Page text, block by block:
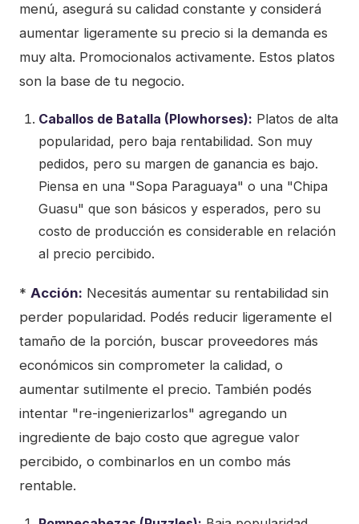
menú, asegurá su calidad constante y considerá
aumentar ligeramente su precio si la demanda es
muy alta. Promocionalos activamente. Estos platos
son la base de tu negocio.
Caballos de Batalla (Plowhorses): Platos de alta
popularidad, pero baja rentabilidad. Son muy
pedidos, pero su margen de ganancia es bajo.
Piensa en una "Sopa Paraguaya" o una "Chipa
Guasu" que son básicos y esperados, pero su
costo de producción es considerable en relación
al precio percibido.
* Acción: Necesitás aumentar su rentabilidad sin
perder popularidad. Podés reducir ligeramente el
tamaño de la porción, buscar proveedores más
económicos sin comprometer la calidad, o
aumentar sutilmente el precio. También podés
intentar "re-ingenierizarlos" agregando un
ingrediente de bajo costo que agregue valor
percibido, o combinarlos en un combo más
rentable.